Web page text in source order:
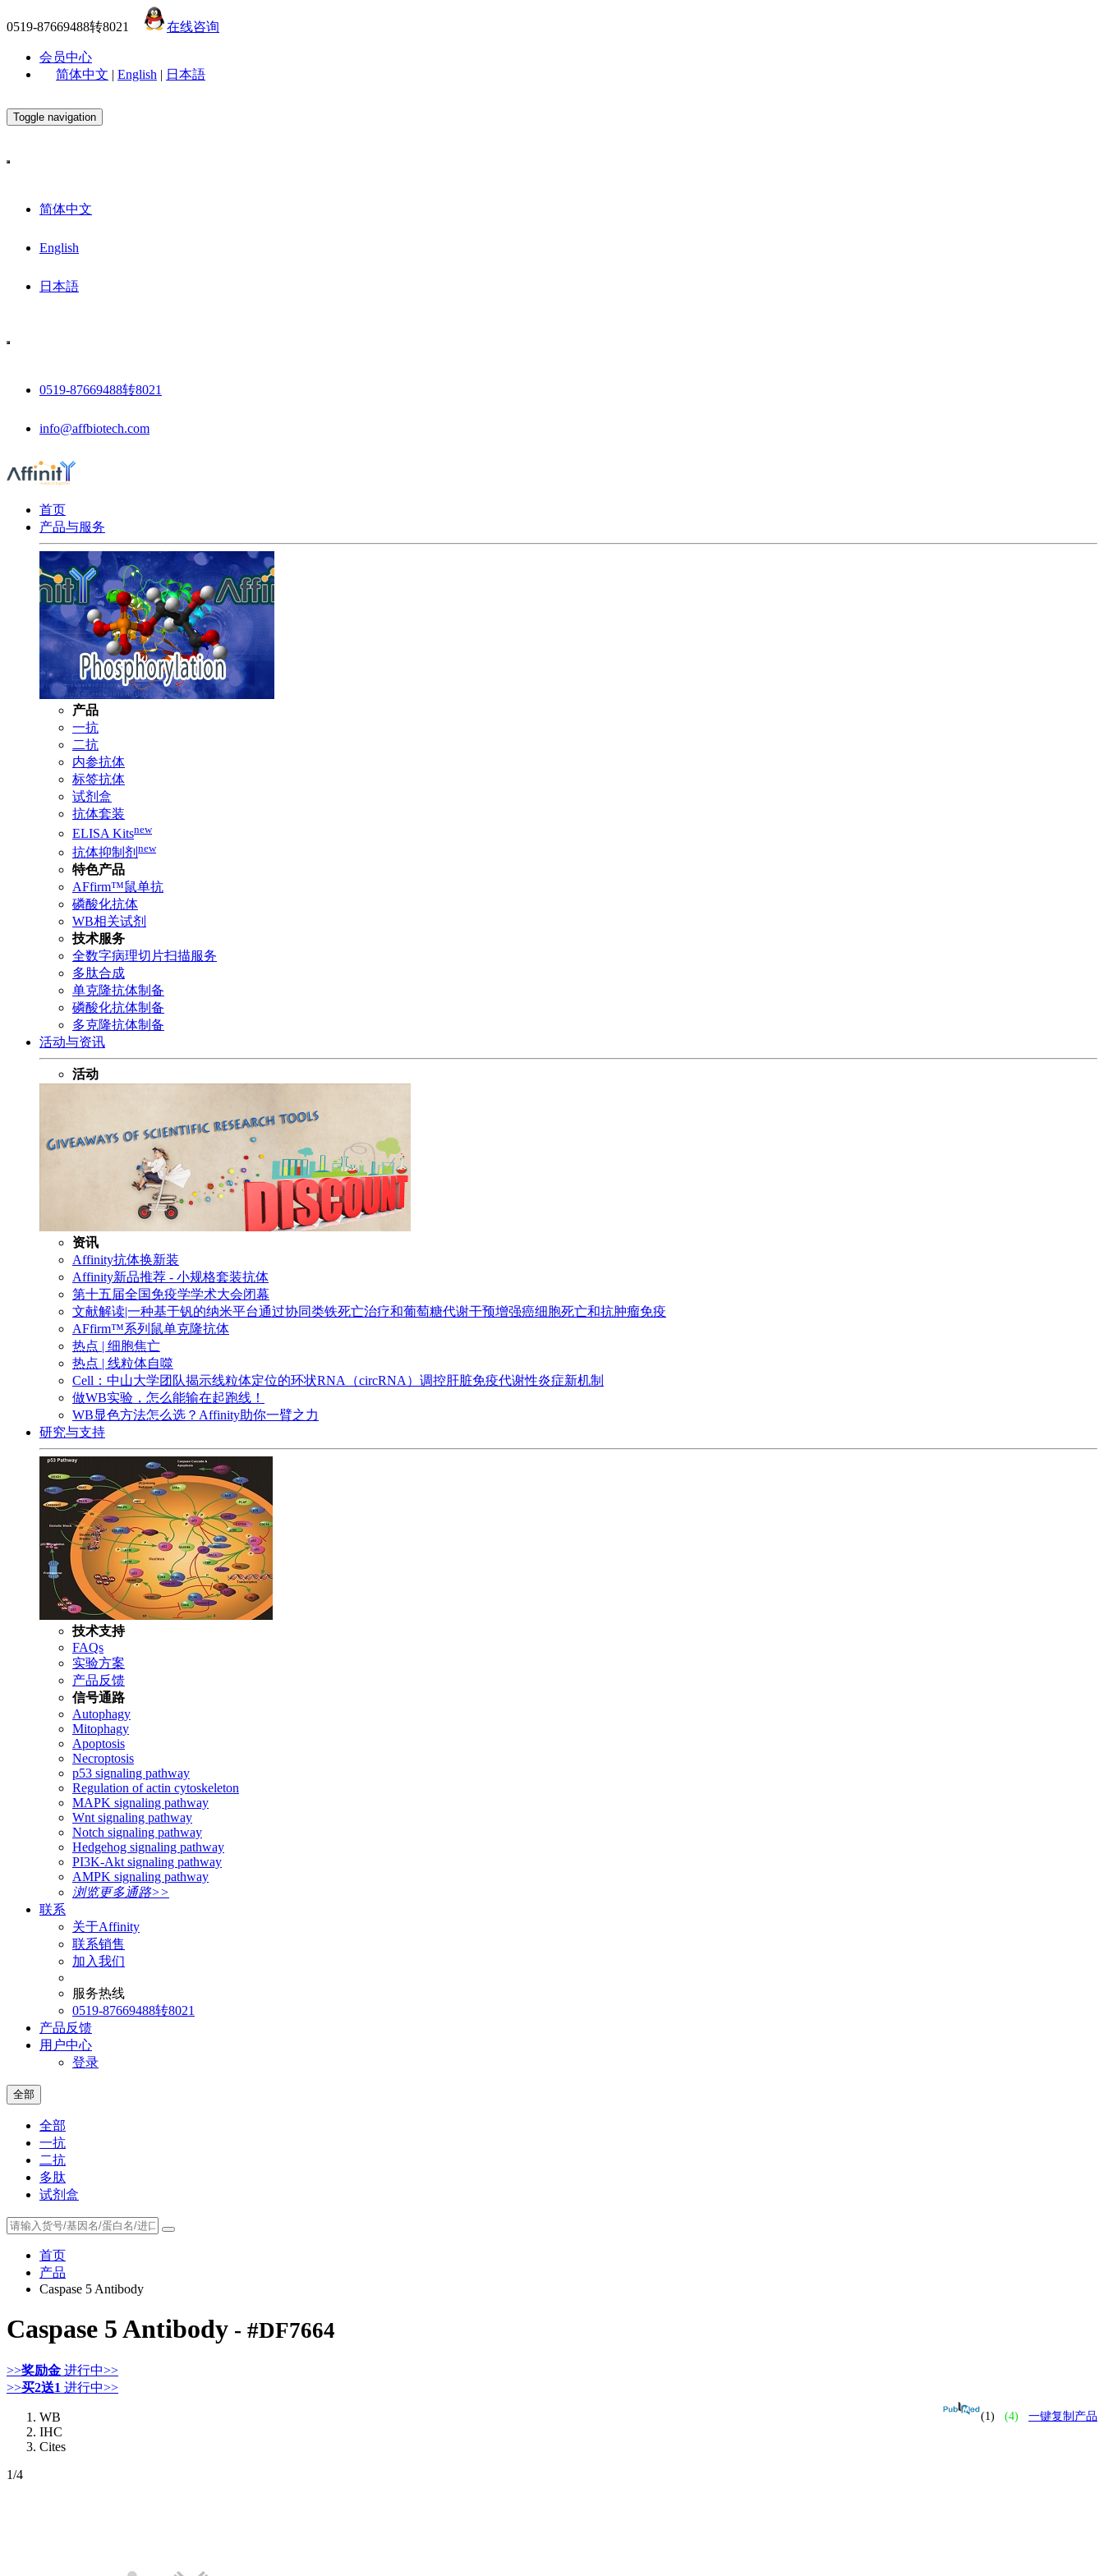
0519-87669488转8021 在线咨询
会员中心
简体中文 | English | 日本語
Toggle navigation
简体中文
English
日本語
0519-87669488转8021
info@affbiotech.com
首页
产品与服务
产品
一抗
二抗
内参抗体
标签抗体
试剂盒
抗体套装
ELISA Kitsnew
抗体抑制剂 new
特色产品
AFfirm™鼠单抗
磷酸化抗体
WB相关试剂
技术服务
全数字病理切片扫描服务
多肽合成
单克隆抗体制备
磷酸化抗体制备
多克隆抗体制备
活动与资讯
活动
资讯
Affinity抗体换新装
Affinity新品推荐 - 小规格套装抗体
第十五届全国免疫学学术大会闭幕
文献解读|一种基于钒的纳米平台通过协同类铁死亡治疗和葡萄糖代谢干预增强癌细胞死亡和抗肿瘤免疫
AFfirm™系列鼠单克隆抗体
热点 | 细胞焦亡
热点 | 线粒体自噬
Cell：中山大学团队揭示线粒体定位的环状RNA（circRNA）调控肝脏免疫代谢性炎症新机制
做WB实验，怎么能输在起跑线！
WB显色方法怎么选？Affinity助你一臂之力
研究与支持
技术支持
FAQs
实验方案
产品反馈
信号通路
Autophagy
Mitophagy
Apoptosis
Necroptosis
p53 signaling pathway
Regulation of actin cytoskeleton
MAPK signaling pathway
Wnt signaling pathway
Notch signaling pathway
Hedgehog signaling pathway
PI3K-Akt signaling pathway
AMPK signaling pathway
浏览更多通路>>
联系
关于Affinity
联系销售
加入我们
服务热线
0519-87669488转8021
产品反馈
用户中心
登录
全部
全部
一抗
二抗
多肽
试剂盒
首页
产品
Caspase 5 Antibody
Caspase 5 Antibody - #DF7664
>>奖励金 进行中>>
>>买2送1 进行中>>
(1) (4) 一键复制产品
WB
IHC
Cites
1/4